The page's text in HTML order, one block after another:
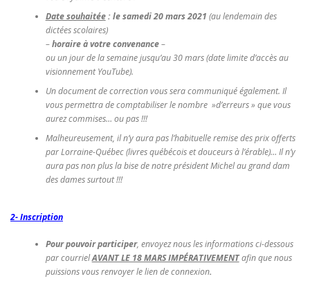
Date souhaitée:le samedi 20 mars 2021 (au lendemain des
dictées scolaires)
–horaire à votre convenance–
ou un jour de la semaine jusqu’au 30 mars(date limite d’accès au
visionnement YouTube).
Un document de correction vous sera communiqué également. Il
vous permettra de comptabiliser le nombre »d’erreurs » que vous
aurez commises… ou pas !!!
Malheureusement, il n’y aura pas l’habituelle remise des prix offerts
par Lorraine-Québec(livres québécois et douceurs à l’érable)… Il n’y
aura pas non plus la bise de notre président Michel au grand dam
des dames surtout !!!
2- Inscription
Pour pouvoir participer, envoyez nous les informations ci-dessous
par courrielAVANT LE 18 MARS IMPÉRATIVEMENTafin que nous
puissions vous renvoyer le lien de connexion.